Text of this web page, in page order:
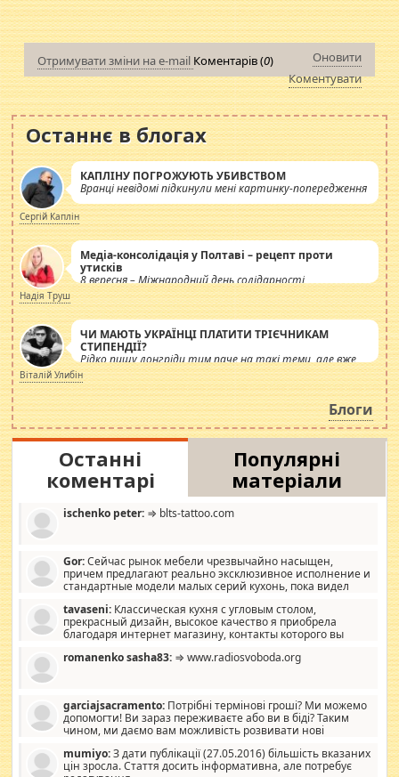
Отримувати зміни на e-mail Коментарів (0)
Оновити
Коментувати
Останнє в блогах
КАПЛІНУ ПОГРОЖУЮТЬ УБИВСТВОМ
Вранці невідомі підкинули мені картинку-попередження
Сергій Каплін
Медіа-консолідація у Полтаві – рецепт проти
утисків
8 вересня – Міжнародний день солідарності
журналістів.
Надія Труш
ЧИ МАЮТЬ УКРАЇНЦІ ПЛАТИТИ ТРІЄЧНИКАМ
СТИПЕНДІЇ?
Рідко пишу лонгріди тим паче на такі теми, але вже
просто дістало! Обурюють сьогоднішні інсенуації
навколо стипендіального питання. Штучно
роздувається ще одна соціальна катастрофа.
Віталій Улибін
Блоги
Останні
коментарі
Популярні
матеріали
ischenko peter: ⇒ blts-tattoo.com
Gor:Сейчас рынок мебели чрезвычайно насыщен,
причем предлагают реально эксклюзивное исполнение и
стандартные модели малых серий кухонь, пока видел
стандартные формы, в MebelOk, креативненько и что главное -
со вкусом все в порядке, без ненужных наворотов удорожающих
мебель, а это не последний фактор.
tavaseni: Классическая кухня с угловым столом,
прекрасный дизайн, высокое качество я приобрела
благодаря интернет магазину, контакты которого вы
romanenko sasha83: ⇒ www.radiosvoboda.org
garciajsacramento: Потрібні термінові гроші? Ми можемо
допомогти! Ви зараз переживаєте або ви в біді? Таким
чином, ми даємо вам можливість розвивати нові
допомагати людям, які намагаються дати їм шанс. Кожен
заслуговує на другий шанс, і, оскільки влада не зможе, вони
mumiyo:З дати публікації (27.05.2016) більшість вказаних
цін зросла. Стаття досить інформативна, але потребує